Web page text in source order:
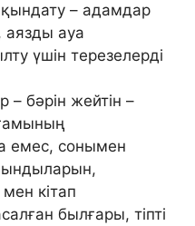
– адамдар
аязды ауа
үшін терезелерді
бәрін жейтін –
емес, сонымен
кітап
былғары, тіпті